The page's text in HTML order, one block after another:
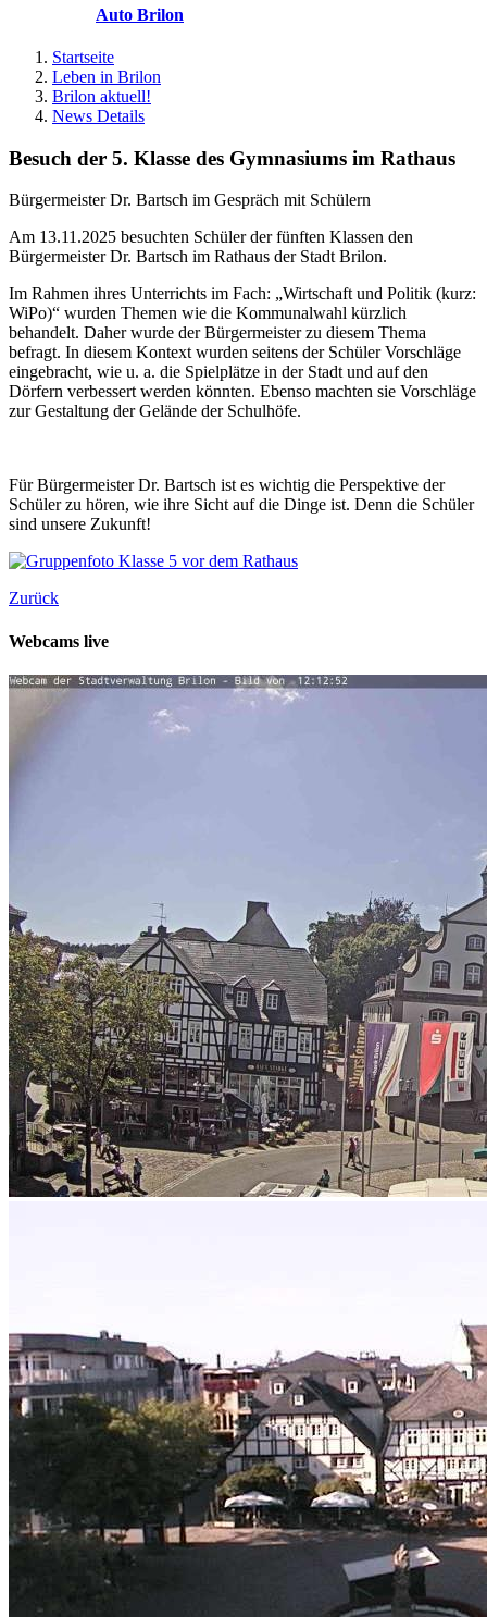
Auto Brilon
Startseite
Leben in Brilon
Brilon aktuell!
News Details
Besuch der 5. Klasse des Gymnasiums im Rathaus
Bürgermeister Dr. Bartsch im Gespräch mit Schülern
Am 13.11.2025 besuchten Schüler der fünften Klassen den
Bürgermeister Dr. Bartsch im Rathaus der Stadt Brilon.
Im Rahmen ihres Unterrichts im Fach: „Wirtschaft und Politik (kurz:
WiPo)“ wurden Themen wie die Kommunalwahl kürzlich
behandelt. Daher wurde der Bürgermeister zu diesem Thema
befragt. In diesem Kontext wurden seitens der Schüler Vorschläge
eingebracht, wie u. a. die Spielplätze in der Stadt und auf den
Dörfern verbessert werden könnten. Ebenso machten sie Vorschläge
zur Gestaltung der Gelände der Schulhöfe.
Für Bürgermeister Dr. Bartsch ist es wichtig die Perspektive der
Schüler zu hören, wie ihre Sicht auf die Dinge ist. Denn die Schüler
sind unsere Zukunft!
Zurück
Webcams live